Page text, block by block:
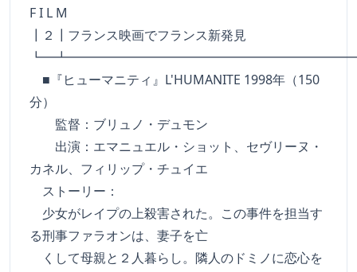
F I L M
┃２┃フランス映画でフランス新発見
■『ヒューマニティ』L'HUMANITE 1998年（150
分）
監督：ブリュノ・デュモン
出演：エマニュエル・ショット、セヴリーヌ・
カネル、フィリップ・チュイエ
ストーリー：
少女がレイプの上殺害された。この事件を担当す
る刑事ファラオンは、妻子を亡
くして母親と２人暮らし。隣人のドミノに恋心を